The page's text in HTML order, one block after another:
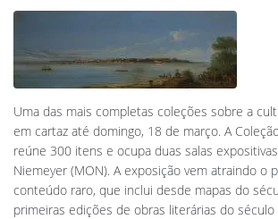
Uma das mais completas coleções sobre a
em cartaz até domingo, 18 de março. A
reúne 300 itens e ocupa duas salas
Niemeyer (MON). A exposição vem atraindo o
conteúdo raro, que inclui desde mapas do
primeiras edições de obras literárias do